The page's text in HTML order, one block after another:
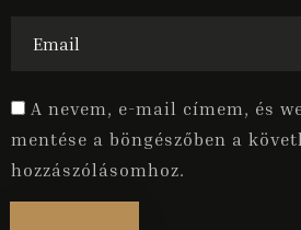
A nevem, e-mail címem, és
mentése a böngészőben a
hozzászólásomhoz.